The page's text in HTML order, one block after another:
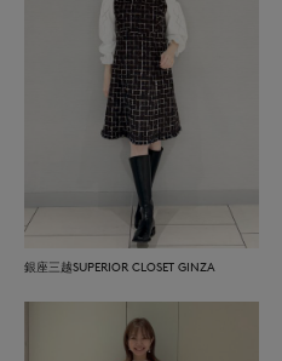
銀座三越SUPERIOR CLOSET GINZA